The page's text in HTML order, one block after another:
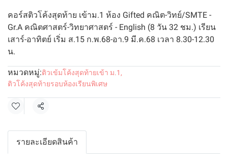
คอร์สติวโค้งสุดท้าย เข้าม.1 ห้อง Gifted คณิต-วิทย์/SMTE -
Gr.A คณิตศาสตร์-วิทยาศาสตร์ - English (8 วัน 32 ชม.) เรียน
เสาร์-อาทิตย์ เริ่ม ส.15 ก.พ.68-อา.9 มี.ค.68 เวลา 8.30-12.30
น.
หมวดหมู่:ติวเข้มโค้งสุดท้ายเข้า ม.1 ,
ติวโค้งสุดท้ายรอบห้องเรียนพิเศษ
แชร์
รายละเอียดสินค้า